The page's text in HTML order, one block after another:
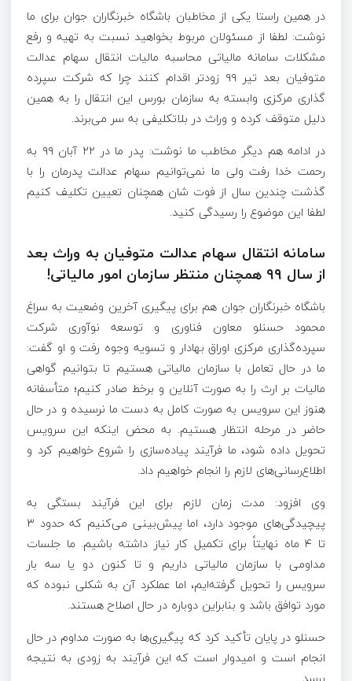
در همین راستا یکی از مخاطبان باشگاه خبرنگاران جوان برای ما
نوشت: لطفا از مسئولان مربوط بخواهید نسبت به تهیه و رفع
مشکلات سامانه مالیاتی محاسبه مالیات انتقال سهام عدالت
متوفیان بعد تیر ۹۹ زودتر اقدام کنند چرا که شرکت سپرده
گذاری مرکزی وابسته به سازمان بورس این انتقال را به همین
دلیل متوقف کرده و وراث در بلاتکلیفی به سر می‌برند.
در ادامه هم دیگر مخاطب ما نوشت: پدر ما در ۲۲ آبان ۹۹ به
رحمت خدا رفت ولی ما نمی‌توانیم سهام عدالت پدرمان را با
گذشت چندین سال از فوت شان همچنان تعیین تکلیف کنیم
لطفا این موضوع را رسیدگی کنید.
سامانه انتقال سهام عدالت متوفیان به وراث بعد
از سال ۹۹ همچنان منتظر سازمان امور مالیاتی!
باشگاه خبرنگاران جوان هم برای پیگیری آخرین وضعیت به سراغ
محمود حسنلو معاون فناوری و توسعه نوآوری شرکت
سپرده‌گذاری مرکزی اوراق بهادار و تسویه وجوه رفت و او گفت:
ما در حال تعامل با سازمان مالیاتی هستیم تا بتوانیم گواهی
مالیات بر ارث را به صورت آنلاین و برخط صادر کنیم؛ متأسفانه
هنوز این سرویس به صورت کامل به دست ما نرسیده و در حال
حاضر در مرحله انتظار هستیم. به محض اینکه این سرویس
تحویل داده شود، ما فرآیند پیاده‌سازی را شروع خواهیم کرد و
اطلاع‌رسانی‌های لازم را انجام خواهیم داد.
وی افزود: مدت زمان لازم برای این فرآیند بستگی به
پیچیدگی‌های موجود دارد، اما پیش‌بینی می‌کنیم که حدود ۳
تا ۴ ماه نهایتاً برای تکمیل کار نیاز داشته باشیم. ما جلسات
مداومی با سازمان مالیاتی داریم و تا کنون دو یا سه بار
سرویس را تحویل گرفته‌ایم، اما عملکرد آن به شکلی نبوده که
مورد توافق باشد و بنابراین دوباره در حال اصلاح هستند.
حسنلو در پایان تأکید کرد که پیگیری‌ها به صورت مداوم در حال
انجام است و امیدوار است که این فرآیند به زودی به نتیجه